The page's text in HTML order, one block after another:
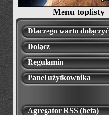
Menu toplisty
Dlaczego warto dołączyć
Dołącz
Regulamin
Panel użytkownika
Agregator RSS (beta)